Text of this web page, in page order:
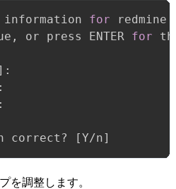
information for redmine
or press ENTER for
:
:
:
correct?
[Y/n]
を調整します。